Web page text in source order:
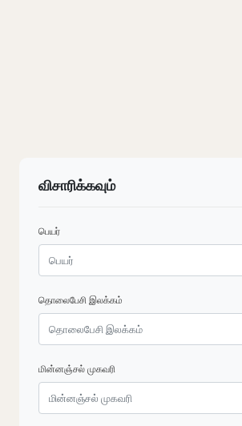
விசாரிக்கவும்
பெயர்
தொலைபேசி இலக்கம்
மின்னஞ்சல் முகவரி